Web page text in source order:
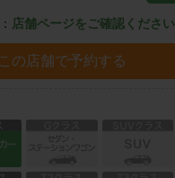
店舗ページをご確認ください
この店舗で予約する